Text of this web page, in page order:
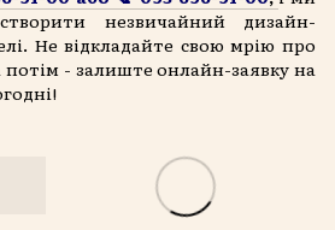
незвичайний дизайн-
Не відкладайте свою мрію про
потім - залиште онлайн-заявку на